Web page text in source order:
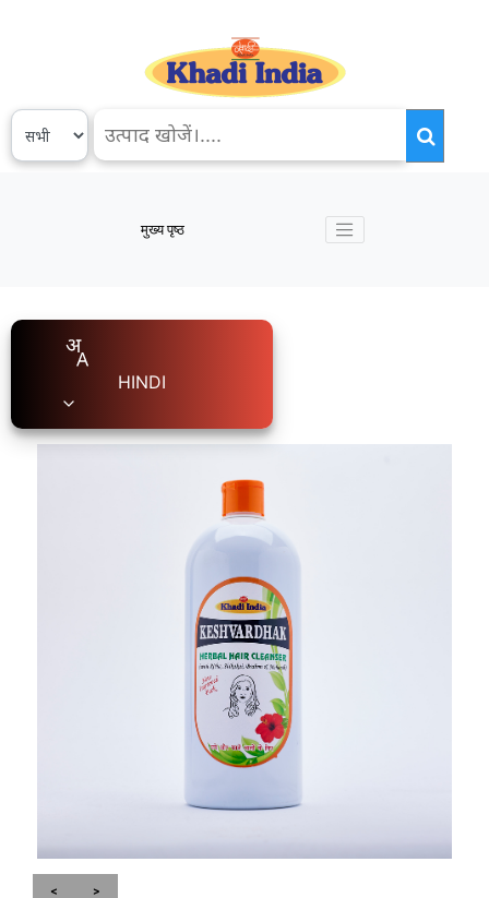
मुख्य पृष्ठ
HINDI
< >